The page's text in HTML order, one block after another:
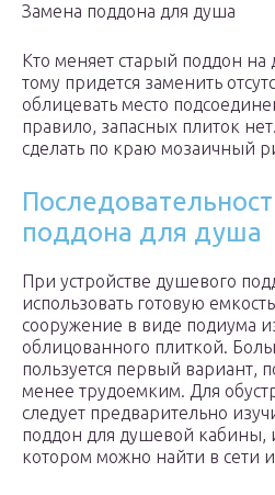
Замена поддона для душа
Кто меняет старый поддон
тому придется заменить
облицевать место
правило, запасных плиток
сделать по краю мозаичный
поддона для душа
При устройстве душевого
использовать готовую
сооружение в виде подиума
облицованного плиткой.
пользуется первый вариант,
менее трудоемким. Для
следует предварительно
поддон для душевой
котором можно найти в сети